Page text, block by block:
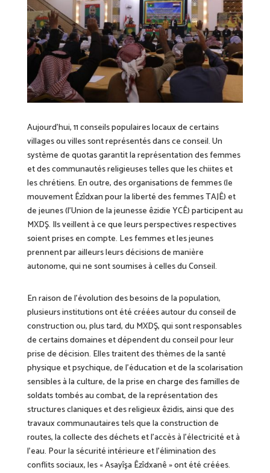
Aujourd’hui, 11 conseils populaires locaux de certains
villages ou villes sont représentés dans ce conseil. Un
système de quotas garantit la représentation des femmes
et des communautés religieuses telles que les chiites et
les chrétiens. En outre, des organisations de femmes (le
mouvement Êzîdxan pour la liberté des femmes TAJÊ) et
de jeunes (l’Union de la jeunesse êzidie YCÊ) participent au
MXDŞ. Ils veillent à ce que leurs perspectives respectives
soient prises en compte. Les femmes et les jeunes
prennent par ailleurs leurs décisions de manière
autonome, qui ne sont soumises à celles du Conseil.
En raison de l’évolution des besoins de la population,
plusieurs institutions ont été créées autour du conseil de
construction ou, plus tard, du MXDŞ, qui sont responsables
de certains domaines et dépendent du conseil pour leur
prise de décision. Elles traitent des thèmes de la santé
physique et psychique, de l’éducation et de la scolarisation
sensibles à la culture, de la prise en charge des familles de
soldats tombés au combat, de la représentation des
structures claniques et des religieux êzidis, ainsi que des
travaux communautaires tels que la construction de
routes, la collecte des déchets et l’accès à l’électricité et à
l’eau. Pour la sécurité intérieure et l’élimination des
conflits sociaux, les « Asayîşa Êzîdxanê » ont été créées.